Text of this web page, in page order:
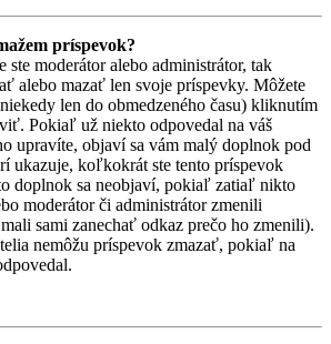
príspevok?
ste moderátor alebo administrátor, tak
alebo mazať len svoje príspevky. Môžete
len do obmedzeného času) kliknutím
Pokiaľ už niekto odpovedal na váš
upravíte, objaví sa vám malý doplnok pod
ukazuje, koľkokrát ste tento príspevok
doplnok sa neobjaví, pokiaľ zatiaľ nikto
moderátor či administrátor zmenili
sami zanechať odkaz prečo ho zmenili).
nemôžu príspevok zmazať, pokiaľ na